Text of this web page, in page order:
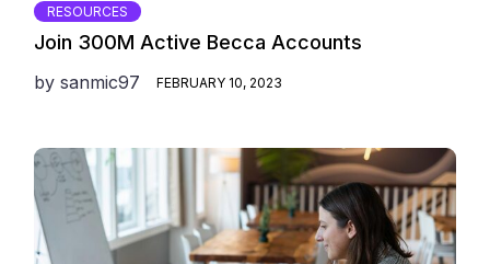
RESOURCES
Join 300M Active Becca Accounts
by sanmic97 FEBRUARY 10, 2023